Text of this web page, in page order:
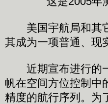
美国宇航局和其它
其成为一项普通、现
近期宣布进行的
帆在空间方位控制中
精度的航行序列。为